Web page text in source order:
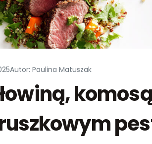
Autor: Paulina Matuszak